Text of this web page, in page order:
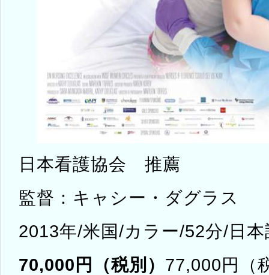
日本看護協会 推薦
監督：キャシー・ダグラス
2013年/米国/カラー/52分/日
70,000円（税別） 77,000円（